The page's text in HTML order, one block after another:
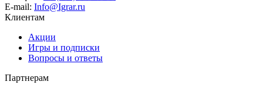
E-mail: Info@Igrar.ru
Клиентам
Акции
Игры и подписки
Вопросы и ответы
Партнерам